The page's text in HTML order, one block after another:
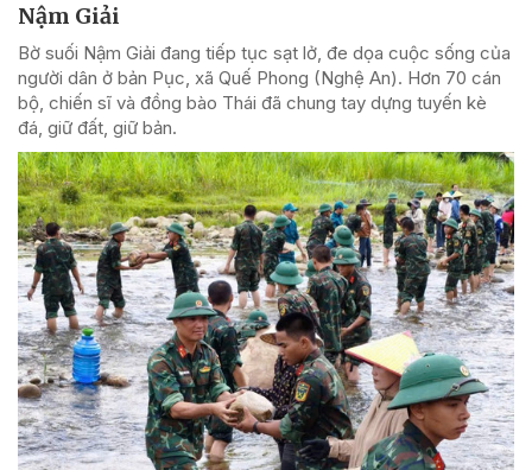
Nậm Giải
Bờ suối Nậm Giải đang tiếp tục sạt lở, đe dọa cuộc sống của
người dân ở bản Pục, xã Quế Phong (Nghệ An). Hơn 70 cán
bộ, chiến sĩ và đồng bào Thái đã chung tay dựng tuyến kè
đá, giữ đất, giữ bản.